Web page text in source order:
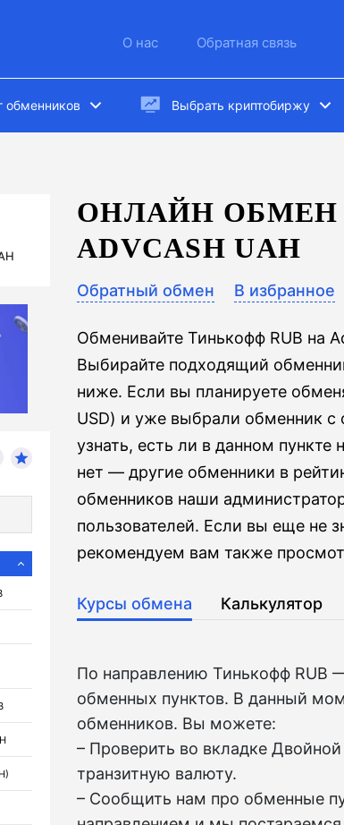
О нас Обратная связь
обменников Выбрать криптобиржу
ОНЛАЙН ОБМЕН
ADVCASH UAH
Обратный обмен В избранное
Обменивайте Тинькофф RUB на
Выбирайте подходящий
ниже. Если вы планируете
USD) и уже выбрали обменник
узнать, есть ли в данном
нет — другие обменники в
обменников наши
пользователей. Если вы еще не
рекомендуем вам также
Курсы обмена Калькулятор
По направлению Тинькофф RUB
обменных пунктов. В данный
обменников. Вы можете:
– Проверить во вкладкe
транзитную валюту.
– Сообщить нам про обменные